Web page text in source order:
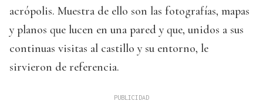
acrópolis. Muestra de ello son las fotografías, mapas
y planos que lucen en una pared y que, unidos a sus
continuas visitas al castillo y su entorno, le
sirvieron de referencia.